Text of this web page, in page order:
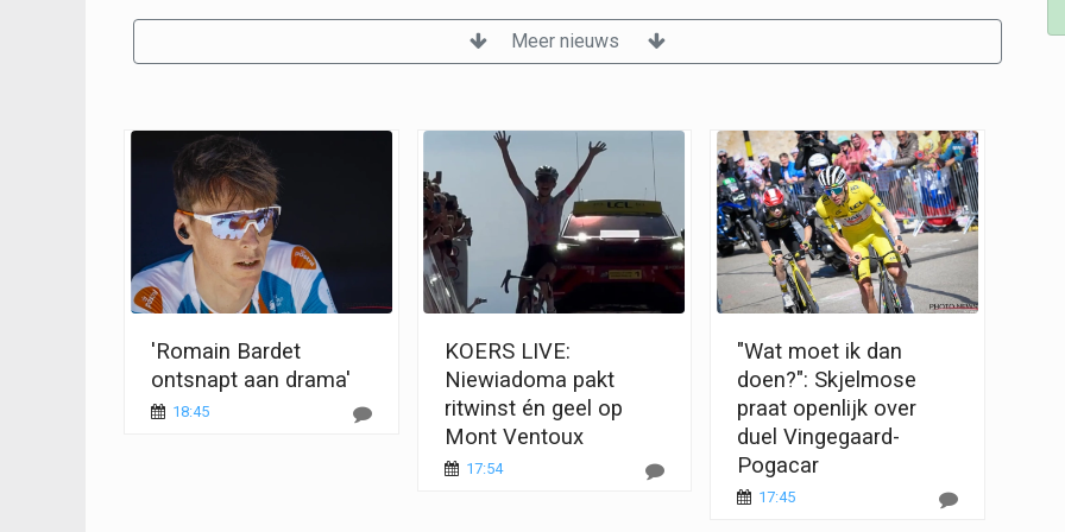
Meer nieuws
'Romain Bardet
ontsnapt aan drama'
18:45
KOERS LIVE:
Niewiadoma pakt
ritwinst én geel op
Mont Ventoux
17:54
"Wat moet ik dan
doen?": Skjelmose
praat openlijk over
duel Vingegaard-
Pogacar
17:45